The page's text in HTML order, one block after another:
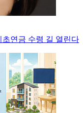
연금 수령 길 열린다